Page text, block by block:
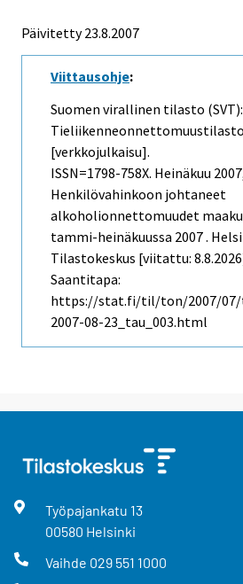
Päivitetty23.8.2007
Viittausohje:
Suomen virallinen tilasto (SVT):
Tieliikenneonnettomuustilasto
[verkkojulkaisu].
ISSN=1798-758X. Heinäkuu
Henkilövahinkoon johtaneet
alkoholionnettomuudet
tammi-heinäkuussa 2007 .
Tilastokeskus [viitattu:
Saantitapa:
https://stat.fi/til/ton/2007/07/
2007-08-23_tau_003.html
Työpajankatu 13
00580 Helsinki
Vaihde 029 551 1000